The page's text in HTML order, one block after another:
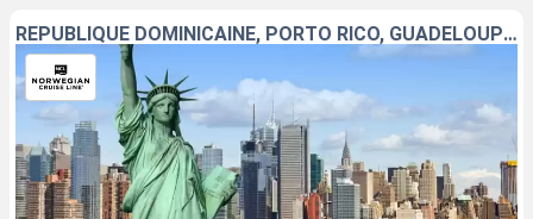
RÉPUBLIQUE DOMINICAINE, PORTO RICO, GUADELOUPE, TORTOLA, SAINT-MARTIN, SAINT-THOMAS, ÉTATS-UNIS